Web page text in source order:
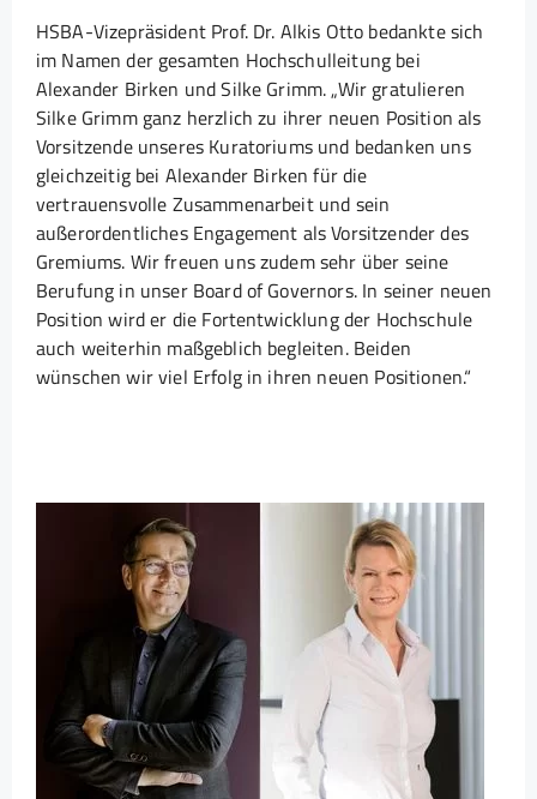
HSBA-Vizepräsident Prof. Dr. Alkis Otto bedankte sich
im Namen der gesamten Hochschulleitung bei
Alexander Birken und Silke Grimm. „Wir gratulieren
Silke Grimm ganz herzlich zu ihrer neuen Position als
Vorsitzende unseres Kuratoriums und bedanken uns
gleichzeitig bei Alexander Birken für die
vertrauensvolle Zusammenarbeit und sein
außerordentliches Engagement als Vorsitzender des
Gremiums. Wir freuen uns zudem sehr über seine
Berufung in unser Board of Governors. In seiner neuen
Position wird er die Fortentwicklung der Hochschule
auch weiterhin maßgeblich begleiten. Beiden
wünschen wir viel Erfolg in ihren neuen Positionen.“